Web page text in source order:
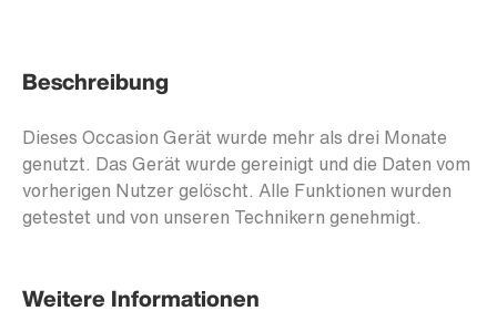
Beschreibung
Dieses Occasion Gerät wurde mehr als drei Monate
genutzt. Das Gerät wurde gereinigt und die Daten vom
vorherigen Nutzer gelöscht. Alle Funktionen wurden
getestet und von unseren Technikern genehmigt.
Weitere Informationen